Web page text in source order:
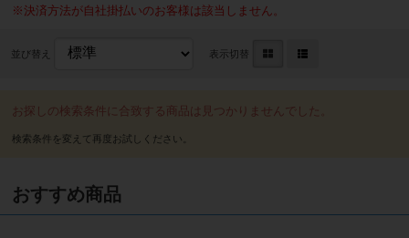
※決済方法が自社掛払いのお客様は該当しません。
並び替え 表示切替
お探しの検索条件に合致する商品は見つかりませんでした。
おすすめ商品